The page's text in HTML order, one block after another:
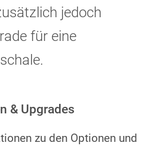
jedoch
für eine
& Upgrades
zu den Optionen und